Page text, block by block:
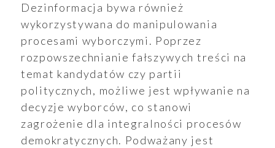
Dezinformacja bywa również
wykorzystywana do manipulowania
procesami wyborczymi. Poprzez
rozpowszechnianie fałszywych treści na
temat kandydatów czy partii
politycznych, możliwe jest wpływanie na
decyzje wyborców, co stanowi
zagrożenie dla integralności procesów
demokratycznych. Podważany jest